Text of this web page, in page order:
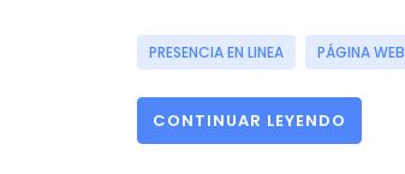
PRESENCIA EN LINEA PÁGINA WEB
CONTINUAR LEYENDO